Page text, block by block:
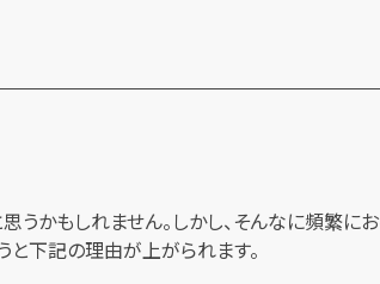
かもしれません。しかし、そんなに頻繁に
下記の理由が上がられます。